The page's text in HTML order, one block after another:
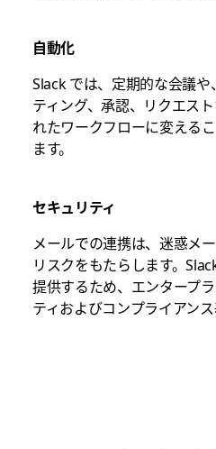
自動化
Slack では、定期的な会議
ティング、承認、リクエス
れたワークフローに変える
ます。
セキュリティ
メールでの連携は、迷惑メ
リスクをもたらします。
提供するため、エンタープ
ティおよびコンプライアン